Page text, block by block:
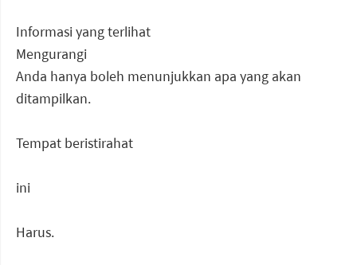
Informasi yang terlihat
Mengurangi
Anda hanya boleh menunjukkan apa yang akan
ditampilkan.
Tempat beristirahat
ini
Harus.